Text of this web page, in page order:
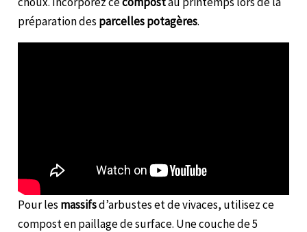
préparation des parcelles potagères.
Pour les massifsd’arbustes et de vivaces, utilisez ce
compost en paillage de surface. Une couche de 5